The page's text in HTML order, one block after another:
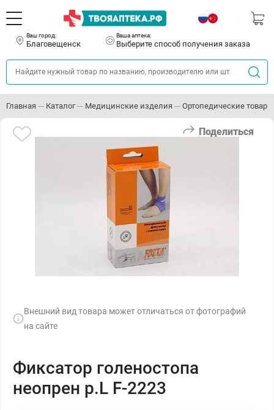
Ваш город:
Благовещенск
Ваша аптека:
Выберите способ получения заказа
Главная Каталог Медицинские изделия Ортопедические товары
Поделиться
Внешний вид товара может отличаться от фотографий
на сайте
Фиксатор голеностопа
неопрен р.L F-2223